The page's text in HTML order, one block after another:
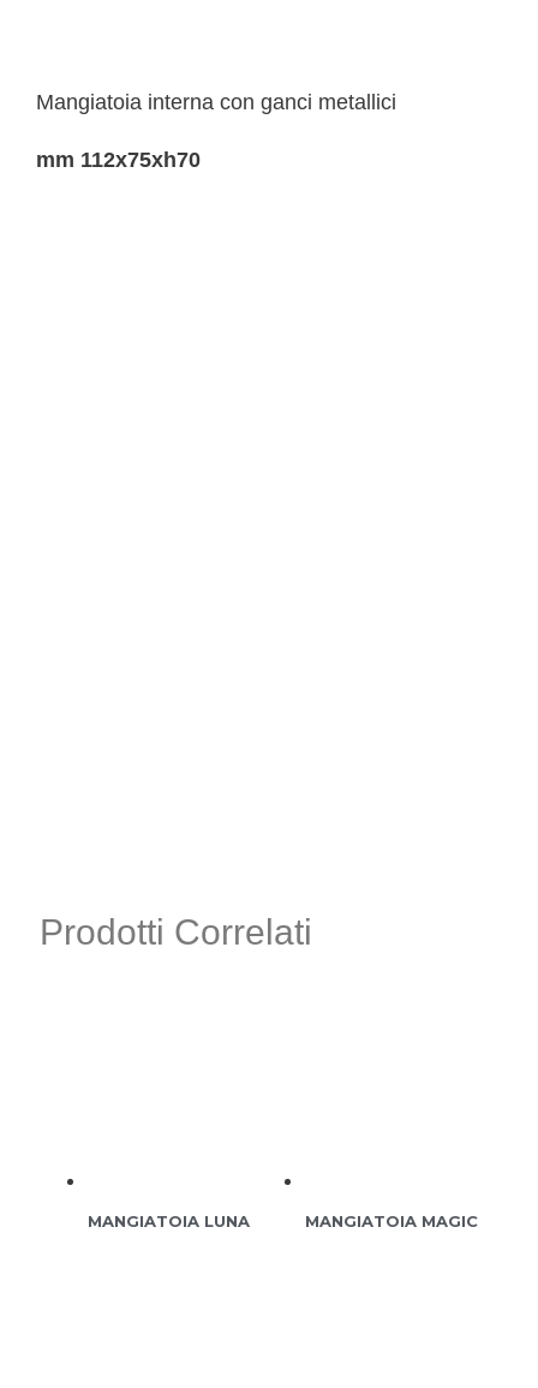
Mangiatoia interna con ganci metallici
mm 112x75xh70
Prodotti Correlati
MANGIATOIA LUNA MANGIATOIA MAGIC